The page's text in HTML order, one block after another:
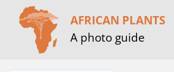
AFRICAN PLANTS
A photo guide